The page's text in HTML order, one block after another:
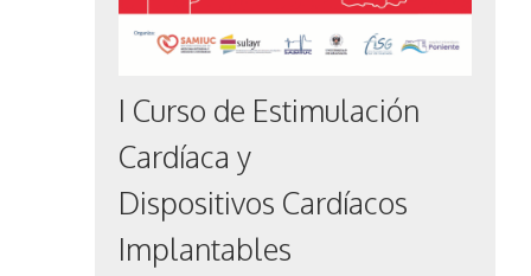
I Curso de Estimulación
Cardíaca y
Dispositivos Cardíacos
Implantables